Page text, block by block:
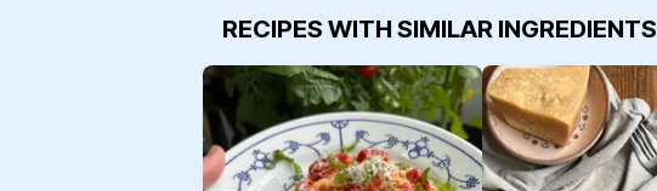
RECIPES WITH SIMILAR INGREDIENTS